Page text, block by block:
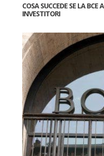
COSA SUCCEDE SE LA BCE
INVESTITORI